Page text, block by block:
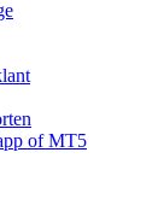
of MT5